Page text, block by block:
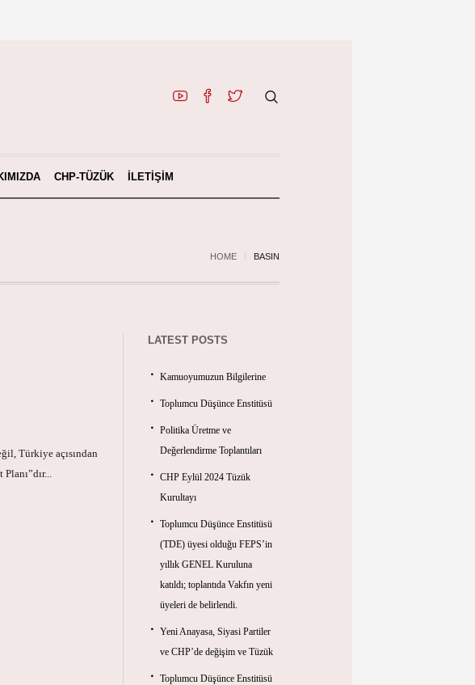
CHP-TÜZÜK İLETIŞIM
HOME BASIN
Türkiye açısından
LATEST POSTS
Kamuoyumuzun Bilgilerine
Toplumcu Düşünce Enstitüsü
Politika Üretme ve
Değerlendirme Toplantıları
CHP Eylül 2024 Tüzük
Kurultayı
Toplumcu Düşünce Enstitüsü
(TDE) üyesi olduğu FEPS’in
yıllık GENEL Kuruluna
katıldı; toplantıda Vakfın yeni
üyeleri de belirlendi.
Yeni Anayasa, Siyasi Partiler
ve CHP’de değişim ve Tüzük
Toplumcu Düşünce Enstitüsü